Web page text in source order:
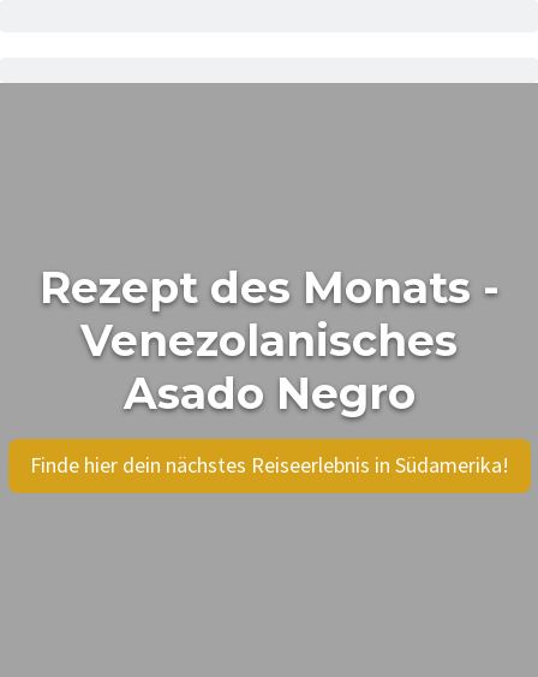
Rezept des Monats -
Venezolanisches
Asado Negro
Finde hier dein nächstes Reiseerlebnis in Südamerika!